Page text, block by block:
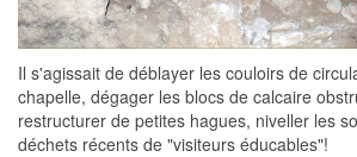
Il s'agissait de déblayer les couloirs de
chapelle, dégager les blocs de calcaire
restructurer de petites hagues, niveller les
déchets récents de "visiteurs éducables"!